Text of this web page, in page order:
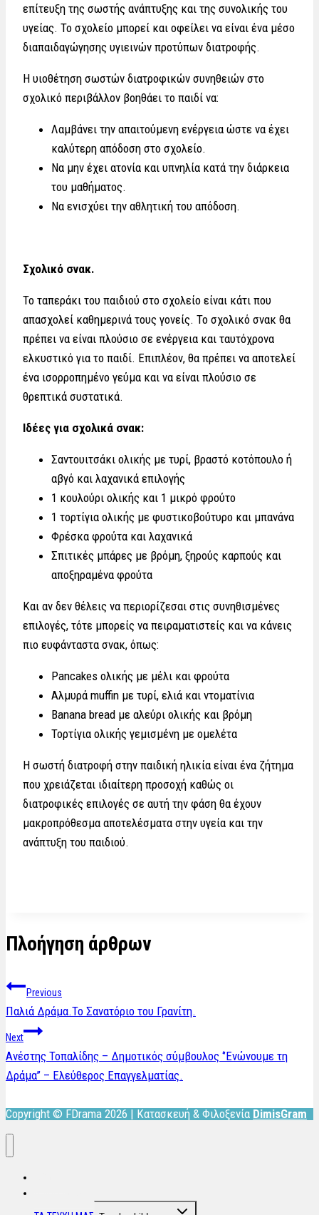
επίτευξη της σωστής ανάπτυξης και της συνολικής του
υγείας. Το σχολείο μπορεί και οφείλει να είναι ένα μέσο
διαπαιδαγώγησης υγιεινών προτύπων διατροφής.
Η υιοθέτηση σωστών διατροφικών συνηθειών στο
σχολικό περιβάλλον βοηθάει το παιδί να:
Λαμβάνει την απαιτούμενη ενέργεια ώστε να έχει
καλύτερη απόδοση στο σχολείο.
Να μην έχει ατονία και υπνηλία κατά την διάρκεια
του μαθήματος.
Να ενισχύει την αθλητική του απόδοση.
Σχολικό σνακ.
Το ταπεράκι του παιδιού στο σχολείο είναι κάτι που
απασχολεί καθημερινά τους γονείς. Το σχολικό σνακ θα
πρέπει να είναι πλούσιο σε ενέργεια και ταυτόχρονα
ελκυστικό για το παιδί. Επιπλέον, θα πρέπει να αποτελεί
ένα ισορροπημένο γεύμα και να είναι πλούσιο σε
θρεπτικά συστατικά.
Ιδέες για σχολικά σνακ:
Σαντουιτσάκι ολικής με τυρί, βραστό κοτόπουλο ή
αβγό και λαχανικά επιλογής
1 κουλούρι ολικής και 1 μικρό φρούτο
1 τορτίγια ολικής με φυστικοβούτυρο και μπανάνα
Φρέσκα φρούτα και λαχανικά
Σπιτικές μπάρες με βρόμη, ξηρούς καρπούς και
αποξηραμένα φρούτα
Και αν δεν θέλεις να περιορίζεσαι στις συνηθισμένες
επιλογές, τότε μπορείς να πειραματιστείς και να κάνεις
πιο ευφάνταστα σνακ, όπως:
Pancakes ολικής με μέλι και φρούτα
Αλμυρά muffin με τυρί, ελιά και ντοματίνια
Banana bread με αλεύρι ολικής και βρόμη
Τορτίγια ολικής γεμισμένη με ομελέτα
Η σωστή διατροφή στην παιδική ηλικία είναι ένα ζήτημα
που χρειάζεται ιδιαίτερη προσοχή καθώς οι
διατροφικές επιλογές σε αυτή την φάση θα έχουν
μακροπρόθεσμα αποτελέσματα στην υγεία και την
ανάπτυξη του παιδιού.
Πλοήγηση άρθρων
Previous
Παλιά Δράμα.Το Σανατόριο του Γρανίτη.
Next
Ανέστης Τοπαλίδης – Δημοτικός σύμβουλος ‘’Ενώνουμε τη
Δράμα’’ – Ελεύθερος Επαγγελματίας.
Copyright © FDrama 2026 | Κατασκευή & Φιλοξενία DimisGram